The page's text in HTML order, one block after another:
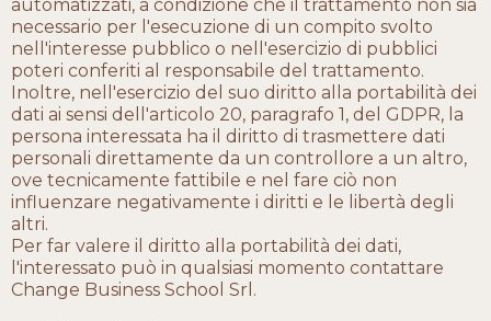
automatizzati, a condizione che il trattamento non sia
necessario per l'esecuzione di un compito svolto
nell'interesse pubblico o nell'esercizio di pubblici
poteri conferiti al responsabile del trattamento.
Inoltre, nell'esercizio del suo diritto alla portabilità dei
dati ai sensi dell'articolo 20, paragrafo 1, del GDPR, la
persona interessata ha il diritto di trasmettere dati
personali direttamente da un controllore a un altro,
ove tecnicamente fattibile e nel fare ciò non
influenzare negativamente i diritti e le libertà degli
altri.
Per far valere il diritto alla portabilità dei dati,
l'interessato può in qualsiasi momento contattare
Change Business School Srl.